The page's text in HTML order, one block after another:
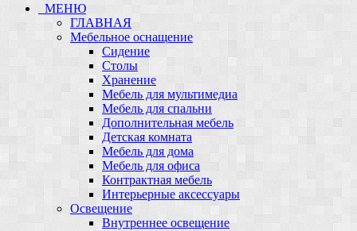
МЕНЮ
ГЛАВНАЯ
Мебельное оснащение
Сидение
Столы
Хранение
Мебель для мультимедиа
Мебель для спальни
Дополнительная мебель
Детская комната
Мебель для дома
Мебель для офиса
Контрактная мебель
Интерьерные аксессуары
Освещение
Внутреннее освещение